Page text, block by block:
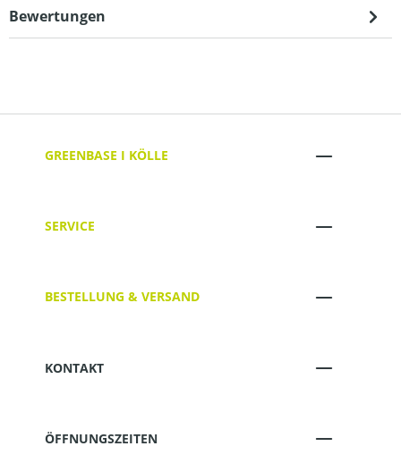
Bewertungen
GREENBASE I KÖLLE
SERVICE
BESTELLUNG & VERSAND
KONTAKT
ÖFFNUNGSZEITEN